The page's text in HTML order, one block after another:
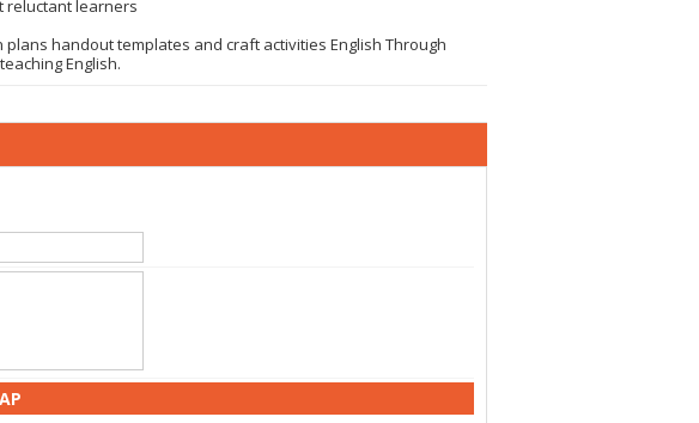
reluctant learners
handout templates and craft activities English Through
English.